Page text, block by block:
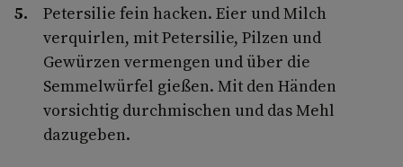
Petersilie fein hacken. Eier und Milch
verquirlen, mit Petersilie, Pilzen und
Gewürzen vermengen und über die
Semmelwürfel gießen. Mit den Händen
vorsichtig durchmischen und das Mehl
dazugeben.